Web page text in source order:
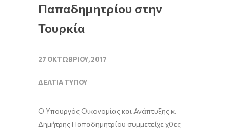
Παπαδημητρίου στην
Τουρκία
27 ΟΚΤΩΒΡΊΟΥ, 2017
ΔΕΛΤΊΑ ΤΎΠΟΥ
Ο Υπουργός Οικονομίας και Ανάπτυξης κ.
Δημήτρης Παπαδημητρίου συμμετείχε χθες